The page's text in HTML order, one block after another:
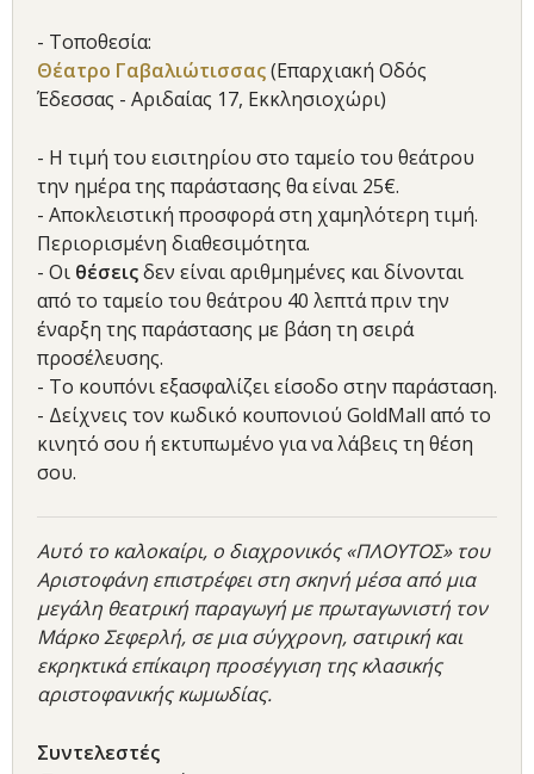
- Τοποθεσία:
Θέατρο Γαβαλιώτισσας(Επαρχιακή Οδός
Έδεσσας - Αριδαίας 17, Εκκλησιοχώρι)
- Η τιμή του εισιτηρίου στο ταμείο του θεάτρου
την ημέρα της παράστασης θα είναι 25€.
- Αποκλειστική προσφορά στη χαμηλότερη τιμή.
Περιορισμένη διαθεσιμότητα.
- Οι θέσειςδεν είναι αριθμημένες και δίνονται
από το ταμείο του θεάτρου 40 λεπτά πριν την
έναρξη της παράστασης με βάση τη σειρά
προσέλευσης.
- Το κουπόνι εξασφαλίζει είσοδο στην παράσταση.
- Δείχνεις τον κωδικό κουπονιού GoldMall από το
κινητό σου ή εκτυπωμένο για να λάβεις τη θέση
σου.
Αυτό το καλοκαίρι, ο διαχρονικός «ΠΛΟΥΤΟΣ» του
Αριστοφάνη επιστρέφει στη σκηνή μέσα από μια
μεγάλη θεατρική παραγωγή με πρωταγωνιστή τον
Μάρκο Σεφερλή, σε μια σύγχρονη, σατιρική και
εκρηκτικά επίκαιρη προσέγγιση της κλασικής
αριστοφανικής κωμωδίας.
Συντελεστές